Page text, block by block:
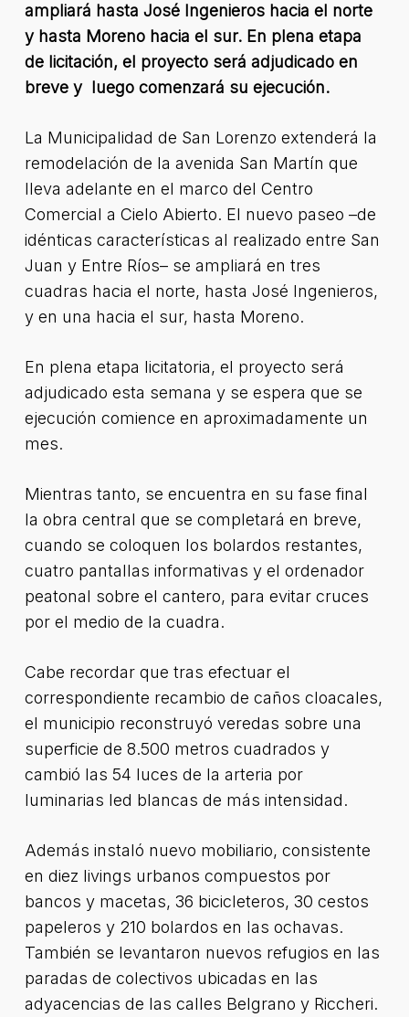
ampliará hasta José Ingenieros hacia el norte
y hasta Moreno hacia el sur. En plena etapa
de licitación, el proyecto será adjudicado en
breve y luego comenzará su ejecución.
La Municipalidad de San Lorenzo extenderá la
remodelación de la avenida San Martín que
lleva adelante en el marco del Centro
Comercial a Cielo Abierto. El nuevo paseo –de
idénticas características al realizado entre San
Juan y Entre Ríos– se ampliará en tres
cuadras hacia el norte, hasta José Ingenieros,
y en una hacia el sur, hasta Moreno.
En plena etapa licitatoria, el proyecto será
adjudicado esta semana y se espera que se
ejecución comience en aproximadamente un
mes.
Mientras tanto, se encuentra en su fase final
la obra central que se completará en breve,
cuando se coloquen los bolardos restantes,
cuatro pantallas informativas y el ordenador
peatonal sobre el cantero, para evitar cruces
por el medio de la cuadra.
Cabe recordar que tras efectuar el
correspondiente recambio de caños cloacales,
el municipio reconstruyó veredas sobre una
superficie de 8.500 metros cuadrados y
cambió las 54 luces de la arteria por
luminarias led blancas de más intensidad.
Además instaló nuevo mobiliario, consistente
en diez livings urbanos compuestos por
bancos y macetas, 36 bicicleteros, 30 cestos
papeleros y 210 bolardos en las ochavas.
También se levantaron nuevos refugios en las
paradas de colectivos ubicadas en las
adyacencias de las calles Belgrano y Riccheri.